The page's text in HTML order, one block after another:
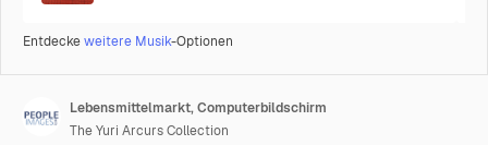
Entdeckeweitere Musik-Optionen
Lebensmittelmarkt, Computerbildschirm
The Yuri Arcurs Collection